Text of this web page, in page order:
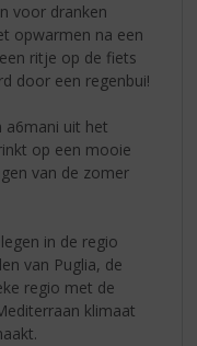
voor dranken
opwarmen na een
ritje op de fiets
door een regenbui!
a6mani uit het
op een mooie
van de zomer
in de regio
van Puglia, de
regio met de
klimaat